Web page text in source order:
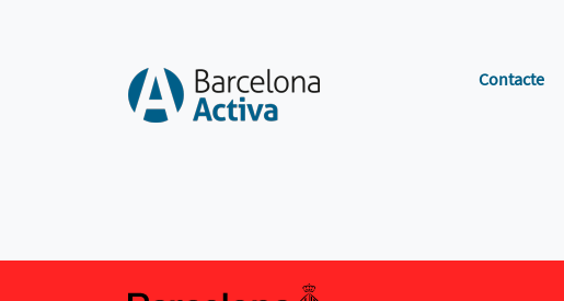
Contacte